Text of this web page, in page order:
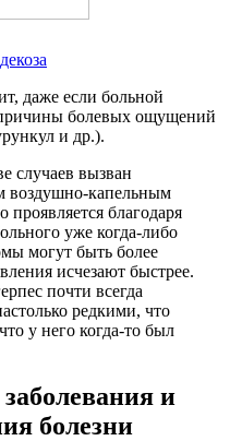
даже если больной
болевых ощущений
и др.).
случаев вызван
воздушно-капельным
проявляется благодаря
уже когда-либо
могут быть более
исчезают быстрее.
почти всегда
редкими, что
у него когда-то был
и
болезни